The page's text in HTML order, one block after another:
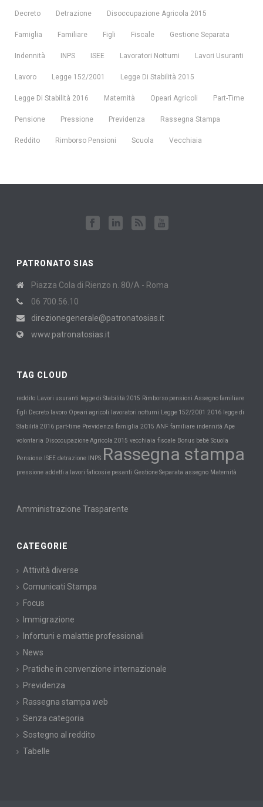
Decreto Detrazione Disoccupazione Agricola 2015
Famiglia Familiare Figli Fiscale Gestione Separata
Indennità INPS ISEE Lavoratori Notturni Lavori Usuranti
Lavoro Legge 152/2001 Legge Di Stabilità 2015
Legge Di Stabilità 2016 Maternità Opeari Agricoli Part-Time
Pensione Pressione Previdenza Rassegna Stampa
Reddito Rimborso Pensioni Scuola Vecchiaia
PATRONATO SIAS
Piazza Cola di Rienzo n. 80/A - Roma
06 700.56.10
direzionegenerale@patronatosias.it
www.patronatosias.it
TAG CLOUD
reddito Lavori usuranti legge di Stabilità 2015 Rimborso pensioni Assegno familiare
figli Decreto lavoro Opeari agricoli lavoratori notturni Legge 152/2001 2016 legge di
Stabilità 2016 part-time Previdenza famiglia 2015 ANF familiare indennità Ape
volontaria Disoccupazione Agricola 2015 vecchiaia fiscale Bonus bebè Scuola
Pensione ISEE detrazione INPS Rassegna stampa
pressione addetti a lavori faticosi e pesanti Gestione Separata assegno Maternità
Amministrazione Trasparente
CATEGORIE
Attività diverse
Comunicati Stampa
Focus
Immigrazione
Infortuni e malattie professionali
News
Pratiche in convenzione internazionale
Previdenza
Rassegna stampa web
Senza categoria
Sostegno al reddito
Tabelle